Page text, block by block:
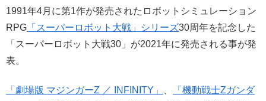
1991年4月に第1作が発売されたロボットシミュレーション
RPG 「スーパーロボット大戦」シリーズ30周年を記念した
「スーパーロボット大戦30」が2021年に発売される事が発
表。
「劇場版 マジンガーZ ／ INFINITY」
「機動戦士Ζガンダ